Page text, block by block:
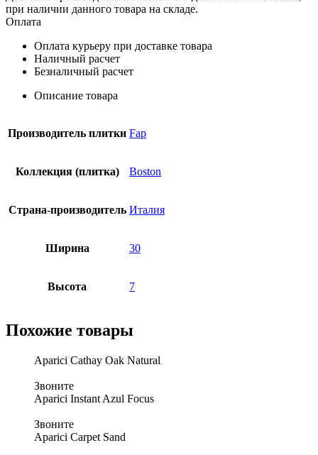
при наличии данного товара на складе.
Оплата
Оплата курьеру при доставке товара
Наличный расчет
Безналичный расчет
Описание товара
Производитель плитки Fap
Коллекция (плитка) Boston
Страна-производитель Италия
Ширина 30
Высота 7
Похожие товары
Aparici Cathay Oak Natural
Звоните
Aparici Instant Azul Focus
Звоните
Aparici Carpet Sand